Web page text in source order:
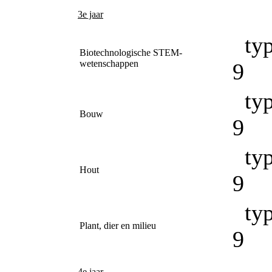
3e jaar
Biotechnologische STEM-
wetenschappen
9
Bouw
9
Hout
9
Plant, dier en milieu
9